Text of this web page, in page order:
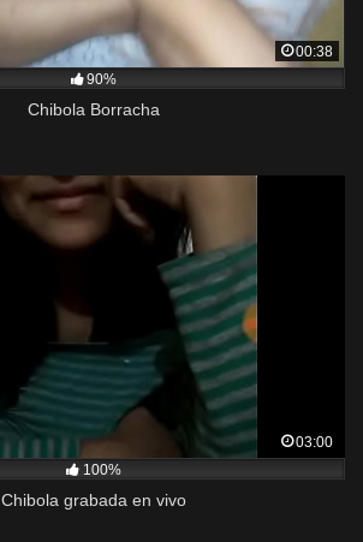
00:38
90%
Chibola Borracha
03:00
100%
Chibola grabada en vivo